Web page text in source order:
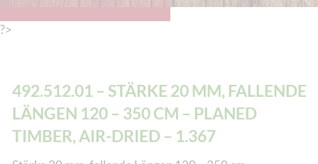
?>
492.512.01 – STÄRKE 20 MM, FALLENDE
LÄNGEN 120 – 350 CM – PLANED
TIMBER, AIR-DRIED – 1.367